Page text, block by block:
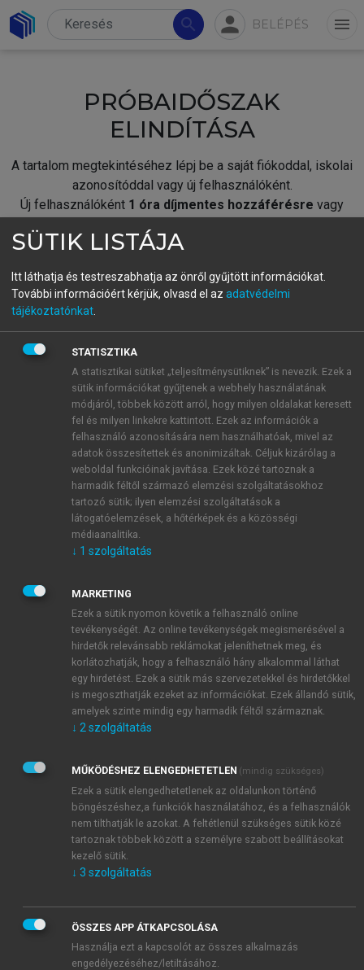
search person BELÉPÉS menu
PRÓBAIDŐSZAK
ELINDÍTÁSA
A tartalom megtekintéséhez lépj be a saját fiókoddal, iskolai
azonosítóddal vagy új felhasználóként.
Új felhasználóként 1 óra díjmentes hozzáférésre vagy
fiókoddal,vagy hozz létre új fiókot.
A regisztráció után apróbaidőszakautomatikusan
BELÉPÉS SAJÁT FIÓKKAL
ÚJ FIÓK LÉTREHOZÁSA
1 óra díjmentes hozzáférés
E-MAIL-CÍM
JELSZÓ
JELSZÓ ÚJRA
Kérek értesítést a MeRSZ újdonságairól, akcióiról.
Kérek értesítést az Akadémiai Kiadó Zrt. újdonságairól,
Adatkezelési tájékoztatóbanfoglaltakat tudomásul
veszem és elfogadom.
Általános vásárlási feltételeket, valamint a szotar.netés a
mersz.huoldalak licencszerződéseiben foglaltakat
tudomásul veszem és elfogadom.
KIPRÓBÁLOM
SÜTIK LISTÁJA
Itt láthatja és testreszabhatja az önről gyűjtött információkat.
További információért kérjük, olvasd el az adatvédelmi
tájékoztatónkat
STATISZTIKA
A statisztikai sütiket „teljesítménysütiknek” is nevezik. Ezek a
sütik információkat gyűjtenek a webhely használatának
módjáról, többek között arról, hogy milyen oldalakat keresett
fel és milyen linkekre kattintott. Ezek az információk a
felhasználó azonosítására nem használhatóak, mivel az
adatok összesítettek és anonimizáltak. Céljuk kizárólag a
weboldal funkcióinak javítása. Ezek közé tartoznak a
harmadik féltől származó elemzési szolgáltatásokhoz
tartozó sütik; ilyen elemzési szolgáltatások a
látogatóelemzések, a hőtérképek és a közösségi
médiaanalitika.
↓ 1 szolgáltatás
MARKETING
Ezek a sütik nyomon követik a felhasználó online
tevékenységét. Az online tevékenységek megismerésével a
hirdetők relevánsabb reklámokat jeleníthetnek meg, és
korlátozhatják, hogy a felhasználó hány alkalommal láthat
egy hirdetést. Ezek a sütik más szervezetekkel és hirdetőkkel
is megoszthatják ezeket az információkat. Ezek állandó sütik,
amelyek szinte mindig egy harmadik féltől származnak.
↓ 2 szolgáltatás
MŰKÖDÉSHEZ ELENGEDHETETLEN (mindig szükséges)
Ezek a sütik elengedhetetlenek az oldalunkon történő
böngészéshez,a funkciók használatához, és a felhasználók
nem tilthatják le azokat. A feltétlenül szükséges sütik közé
tartoznak többek között a személyre szabott beállításokat
kezelő sütik.
↓ 3 szolgáltatás
ÖSSZES APP ÁTKAPCSOLÁSA
Használja ezt a kapcsolót az összes alkalmazás
engedélyezéséhez/letiltásához.